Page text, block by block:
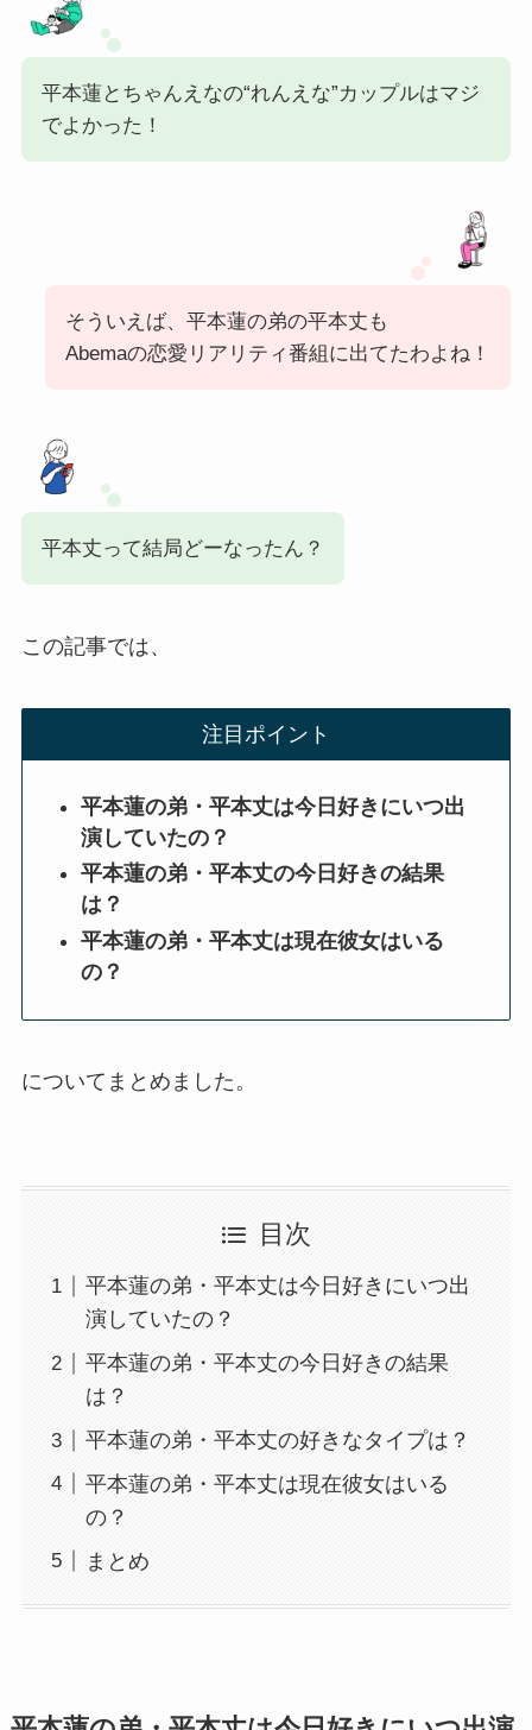
平本蓮とちゃんえなの“れんえな”カップルはマジ
でよかった！
そういえば、平本蓮の弟の平本丈も
Abemaの恋愛リアリティ番組に出てたわよね！
平本丈って結局どーなったん？
この記事では、
注目ポイント
平本蓮の弟・平本丈は今日好きにいつ出
演していたの？
平本蓮の弟・平本丈の今日好きの結果
は？
平本蓮の弟・平本丈は現在彼女はいる
の？
についてまとめました。
目次
平本蓮の弟・平本丈は今日好きにいつ出
演していたの？
平本蓮の弟・平本丈の今日好きの結果
は？
平本蓮の弟・平本丈の好きなタイプは？
平本蓮の弟・平本丈は現在彼女はいる
の？
まとめ